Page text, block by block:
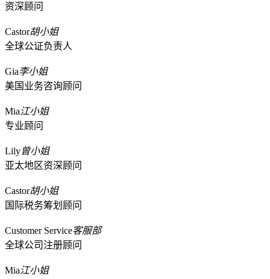
资深顾问
Castor胡小姐
全球公证负责人
Gia李小姐
美国业务咨询顾问
Mia江小姐
专业顾问
Lily曾小姐
亚太地区资深顾问
Castor胡小姐
国际税务筹划顾问
Customer Service客服部
全球公司注册顾问
Mia江小姐